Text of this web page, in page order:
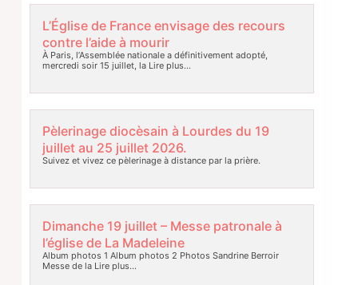
L’Église de France envisage des recours
contre l’aide à mourir
À Paris, l’Assemblée nationale a définitivement adopté,
mercredi soir 15 juillet, laLire plus…
Pèlerinage diocèsain à Lourdes du 19
juillet au 25 juillet 2026.
Suivez et vivez ce pèlerinage à distance par la prière.
Dimanche 19 juillet – Messe patronale à
l’église de La Madeleine
Album photos 1 Album photos 2 Photos Sandrine Berroir
Messe de laLire plus…